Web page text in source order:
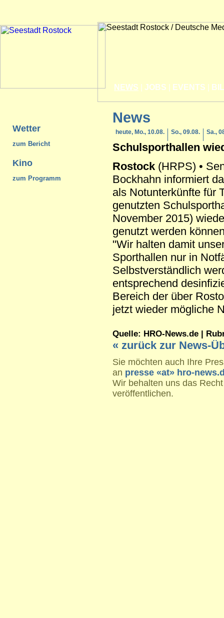
NEWS JOBS EVENTS
Wetter
zum Bericht
Kino
zum Programm
News
heute, Mo., 10.08. So., 09.08. Sa.,
Schulsporthallen
Rostock (HRPS) •
Bockhahn informiert
als Notunterkünfte für
genutzten
November 2015)
genutzt werden
"Wir halten damit
Sporthallen nur in
Selbstverständlich
entsprechend
Bereich der über
jetzt wieder mögliche
Quelle: HRO-News.de |
« zurück zur News-
Sie möchten auch Ihre
an presse «at» hro-
Wir behalten uns das
veröffentlichen.